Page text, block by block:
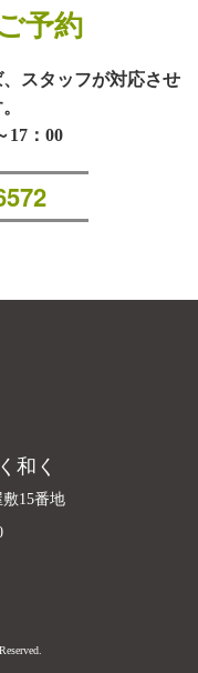
予約
スタッフが対応させ
17：00
和く
15番地